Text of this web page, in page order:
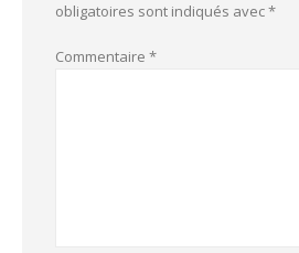
obligatoires sont indiqués avec*
Commentaire *